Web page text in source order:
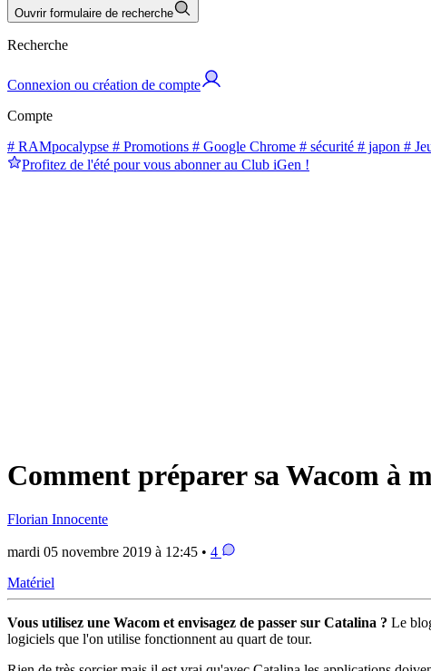
Ouvrir formulaire de recherche
Recherche
Connexion ou création de compte
Compte
# RAMpocalypse # Promotions # Google Chrome # sécurité # japon #
Profitez de l'été pour vous abonner au Club iGen !
Comment préparer sa Wacom à
Florian Innocente
mardi 05 novembre 2019 à 12:45 • 4
Matériel
Vous utilisez une Wacom et envisagez de passer sur Catalina ? Le
logiciels que l'on utilise fonctionnent au quart de tour.